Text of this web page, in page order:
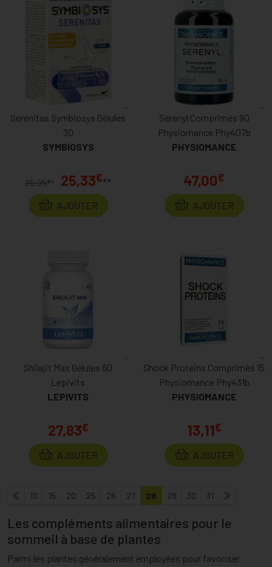
Serenitas Symbiosys Gélules
30
SYMBIOSYS
26,95€* 25,33€**
AJOUTER
Serenyl Comprimés 90
Physiomance Phy407b
PHYSIOMANCE
47,00€
AJOUTER
Shilajit Max Gélules 60
Lepivits
LEPIVITS
27,83€
AJOUTER
Shock Proteins Comprimés 15
Physiomance Phy431b
PHYSIOMANCE
13,11€
AJOUTER
10 15 20 25 26 27 28 29 30 31
Les compléments alimentaires pour le
sommeil à base de plantes
Parmi les plantes généralement employées pour favoriser